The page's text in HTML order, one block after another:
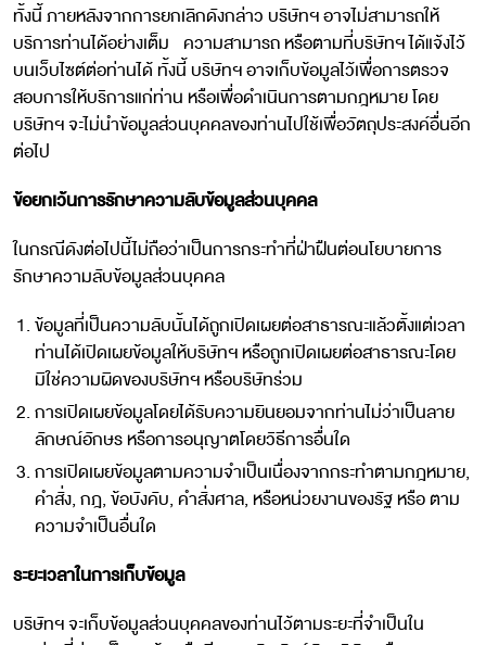
ทั้งนี้ ภายหลังจากการยกเลิกดังกล่าว บริษัทฯ อาจไม่สามารถให้
บริการท่านได้อย่างเต็ม ความสามารถ หรือตามที่บริษัทฯ ได้แจ้งไว้
บนเว็บไซต์ต่อท่านได้ ทั้งนี้ บริษัทฯ อาจเก็บข้อมูลไว้เพื่อการตรวจ
สอบการให้บริการแก่ท่าน หรือเพื่อดำเนินการตามกฎหมาย โดย
บริษัทฯ จะไม่นำข้อมูลส่วนบุคคลของท่านไปใช้เพื่อวัตถุประสงค์อื่นอีก
ต่อไป
ข้อยกเว้นการรักษาความลับข้อมูลส่วนบุคคล
ในกรณีดังต่อไปนี้ไม่ถือว่าเป็นการกระทำที่ฝ่าฝืนต่อนโยบายการ
รักษาความลับข้อมูลส่วนบุคคล
ข้อมูลที่เป็นความลับนั้นได้ถูกเปิดเผยต่อสาธารณะแล้วตั้งแต่เวลา
ท่านได้เปิดเผยข้อมูลให้บริษัทฯ หรือถูกเปิดเผยต่อสาธารณะโดย
มิใช่ความผิดของบริษัทฯ หรือบริษัทร่วม
การเปิดเผยข้อมูลโดยได้รับความยินยอมจากท่านไม่ว่าเป็นลาย
ลักษณ์อักษร หรือการอนุญาตโดยวิธีการอื่นใด
การเปิดเผยข้อมูลตามความจำเป็นเนื่องจากกระทำตามกฎหมาย,
คำสั่ง, กฎ, ข้อบังคับ, คำสั่งศาล, หรือหน่วยงานของรัฐ หรือ ตาม
ความจำเป็นอื่นใด
ระยะเวลาในการเก็บข้อมูล
บริษัทฯ จะเก็บข้อมูลส่วนบุคคลของท่านไว้ตามระยะที่จำเป็นใน